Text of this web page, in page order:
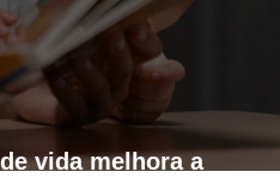
vida melhora a